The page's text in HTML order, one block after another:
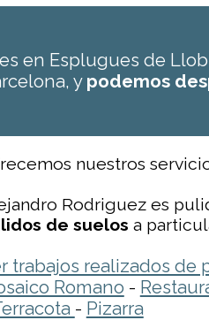
en Esplugues de
y podemos
nuestros
Rodriguez es
de suelos a
trabajos realizados de
Romano -
- Pizarra